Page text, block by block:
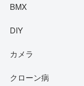
BMX
DIY
カメラ
クローン病